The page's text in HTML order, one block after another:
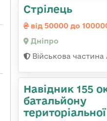
Стрілець
від 50000 до
Дніпро
Військова частина
Навідник 155
батальйону